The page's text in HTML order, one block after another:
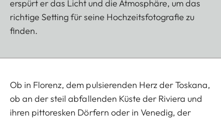
erspürt er das Licht und die Atmosphäre, um das
richtige Setting für seine Hochzeitsfotografie zu
finden.
Ob in Florenz, dem pulsierenden Herz der Toskana,
ob an der steil abfallenden Küste der Riviera und
ihren pittoresken Dörfern oder in Venedig, der